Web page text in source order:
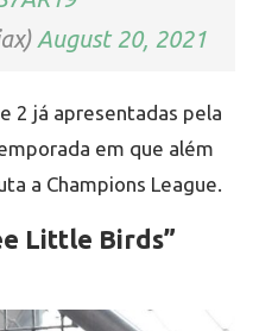
August 20, 2021
2 já apresentadas pela
em que além
a Champions League.
Little Birds”